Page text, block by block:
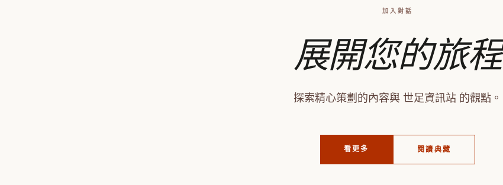
加入對話
展開您的旅程
探索精心策劃的內容與 世足資訊站 的觀點。
看更多 閱讀典藏